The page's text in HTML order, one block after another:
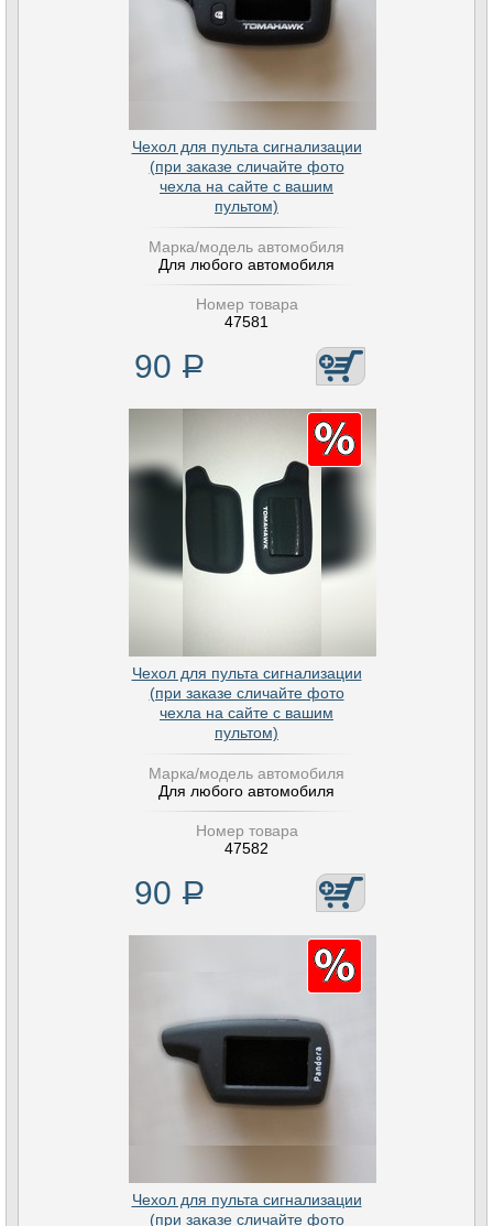
Чехол для пульта сигнализации
(при заказе сличайте фото
чехла на сайте с вашим
пультом)
Марка/модель автомобиля
Для любого автомобиля
Номер товара
47581
90 Р
Чехол для пульта сигнализации
(при заказе сличайте фото
чехла на сайте с вашим
пультом)
Марка/модель автомобиля
Для любого автомобиля
Номер товара
47582
90 Р
Чехол для пульта сигнализации
(при заказе сличайте фото